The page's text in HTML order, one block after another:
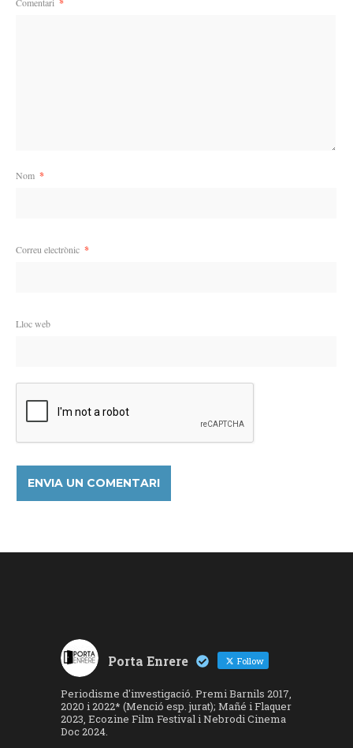
Nom *
Correu electrònic *
Lloc web
Porta Enrere Follow
Periodisme d'investigació. Premi Barnils 2017,
2020 i 2022* (Menció esp. jurat); Mañé i Flaquer
2023, Ecozine Film Festival i Nebrodi Cinema
Doc 2024.